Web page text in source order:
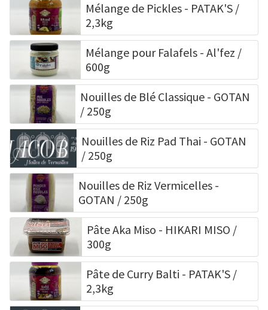
Mélange de Pickles - PATAK'S /
2,3kg
Mélange pour Falafels - Al'fez /
600g
Nouilles de Blé Classique - GOTAN
/ 250g
Nouilles de Riz Pad Thai - GOTAN
/ 250g
Nouilles de Riz Vermicelles -
GOTAN / 250g
Pâte Aka Miso - HIKARI MISO /
300g
Pâte de Curry Balti - PATAK'S /
2,3kg